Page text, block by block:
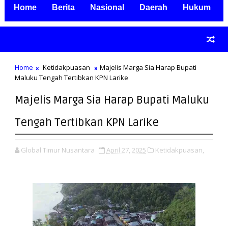
Home Berita Nasional Daerah Hukum
Home Ketidakpuasan
Majelis Marga Sia Harap Bupati
Maluku Tengah Tertibkan KPN Larike
Majelis Marga Sia Harap Bupati Maluku
Tengah Tertibkan KPN Larike
Global Timur Nusantara April 27, 2025 Ketidakpuasan,